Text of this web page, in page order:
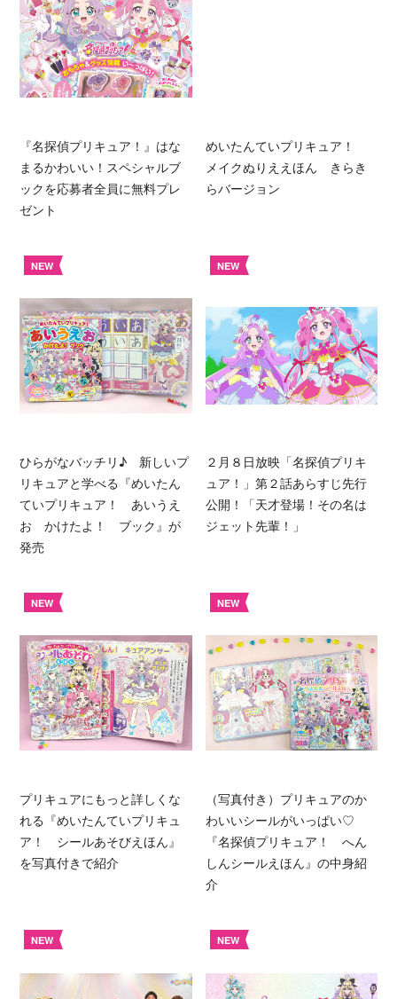
『名探偵プリキュア！』はな
まるかわいい！スペシャルブ
ックを応募者全員に無料プレ
ゼント
めいたんていプリキュア！
メイクぬりええほん きらき
らバージョン
NEW
ひらがなバッチリ♪ 新しいプ
リキュアと学べる『めいたん
ていプリキュア！ あいうえ
お かけたよ！ ブック』が
発売
NEW
２月８日放映「名探偵プリキ
ュア！」第２話あらすじ先行
公開！「天才登場！その名は
ジェット先輩！」
NEW
プリキュアにもっと詳しくな
れる『めいたんていプリキュ
ア！ シールあそびえほん』
を写真付きで紹介
NEW
（写真付き）プリキュアのか
わいいシールがいっぱい♡
『名探偵プリキュア！ へん
しんシールえほん』の中身紹
介
NEW NEW